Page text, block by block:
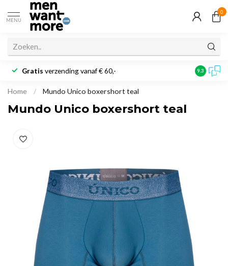
MENU
0
Gratis verzending vanaf € 60,- 9.3
Home / Mundo Unico boxershort teal
Mundo Unico boxershort teal